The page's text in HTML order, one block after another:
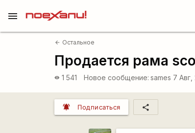
menu
arrow_back Остальное
Продается рама
visibility 1 541 Новое сообщение: sames 7 Авг,
notifications_active Подписаться share